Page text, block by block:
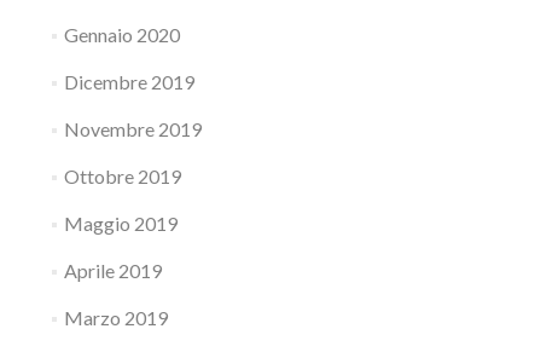
Gennaio 2020
Dicembre 2019
Novembre 2019
Ottobre 2019
Maggio 2019
Aprile 2019
Marzo 2019